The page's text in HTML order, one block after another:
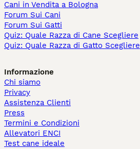
Cani in Vendita a Bologna
Forum Sui Cani
Forum Sui Gatti
Quiz: Quale Razza di Cane Scegliere
Quiz: Quale Razza di Gatto Scegliere
Informazione
Chi siamo
Privacy
Assistenza Clienti
Press
Termini e Condizioni
Allevatori ENCI
Test cane ideale